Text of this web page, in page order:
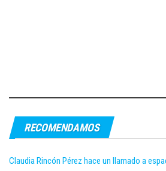
RECOMENDAMOS
Claudia Rincón Pérez hace un llamado a